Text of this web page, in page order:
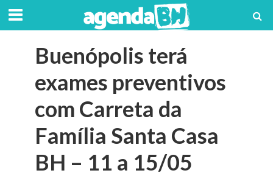
Buenópolis terá
exames preventivos
com Carreta da
Família Santa Casa
BH – 11 a 15/05